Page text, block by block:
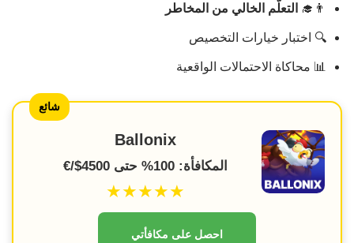
👨‍🎓 التعلُّم الخالي من المخاطر
🔍 اختبار خيارات التخصيص
📊 محاكاة الاحتمالات الواقعية
شائع
Ballonix
المكافأة: 100% حتى 4500$/€
★★★★★
احصل على مكافأتي